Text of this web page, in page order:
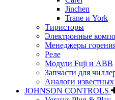
Jinchen
Trane и York
Тиристоры
Электронные
Менеджеры
Реле
Модули Fuji и ABB
Запчасти для
Аналоги
JOHNSON CONTROLS